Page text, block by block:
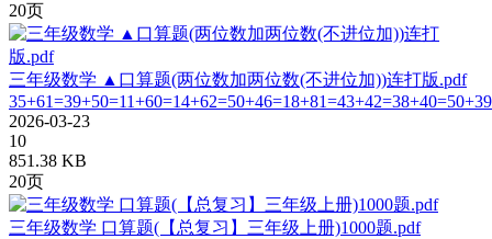
20页
三年级数学 ▲口算题(两位数加两位数(不进位加))连打版.pdf
2026-03-23
10
851.38 KB
20页
三年级数学 口算题(【总复习】三年级上册)1000题.pdf